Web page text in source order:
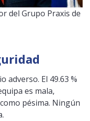
del Grupo Praxis de
adverso. El 49.63 %
es mala,
pésima. Ningún